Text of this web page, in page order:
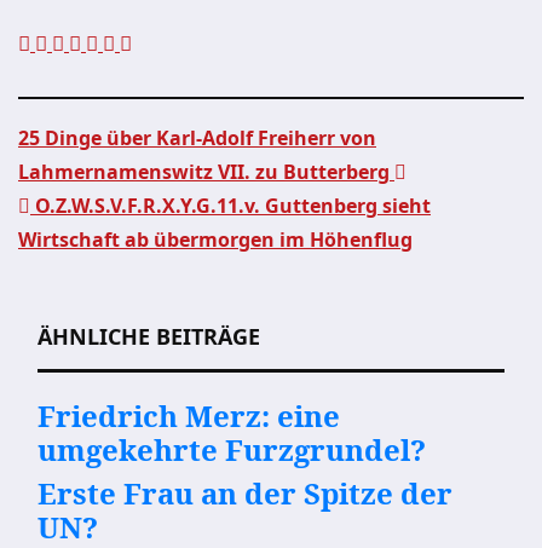
Beitragsnavigation
25 Dinge über Karl-Adolf Freiherr von
Lahmernamenswitz VII. zu Butterberg
O.Z.W.S.V.F.R.X.Y.G.11.v. Guttenberg sieht
Wirtschaft ab übermorgen im Höhenflug
ÄHNLICHE BEITRÄGE
Friedrich Merz: eine
umgekehrte Furzgrundel?
Erste Frau an der Spitze der
UN?